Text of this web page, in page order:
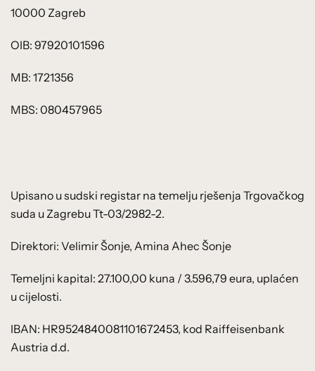
10000 Zagreb
OIB: 97920101596
MB: 1721356
MBS: 080457965
Upisano u sudski registar na temelju rješenja Trgovačkog
suda u Zagrebu Tt-03/2982-2.
Direktori: Velimir Šonje, Amina Ahec Šonje
Temeljni kapital: 27.100,00 kuna / 3.596,79 eura, uplaćen
u cijelosti.
IBAN: HR9524840081101672453, kod Raiffeisenbank
Austria d.d.